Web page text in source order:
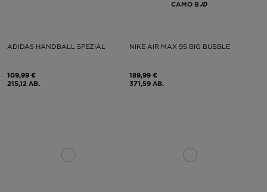
ADIDAS HANDBALL SPEZIAL
109,99 €
215,12 ЛВ.
САМО В
NIKE AIR MAX 95 BIG BUBBLE
189,99 €
371,59 ЛВ.